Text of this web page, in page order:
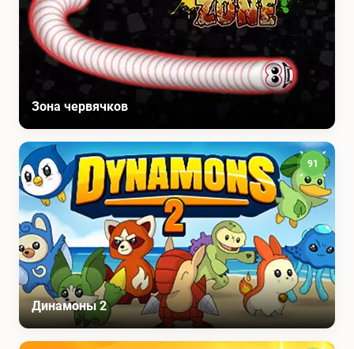
Зона червячков
Динамоны 2
91